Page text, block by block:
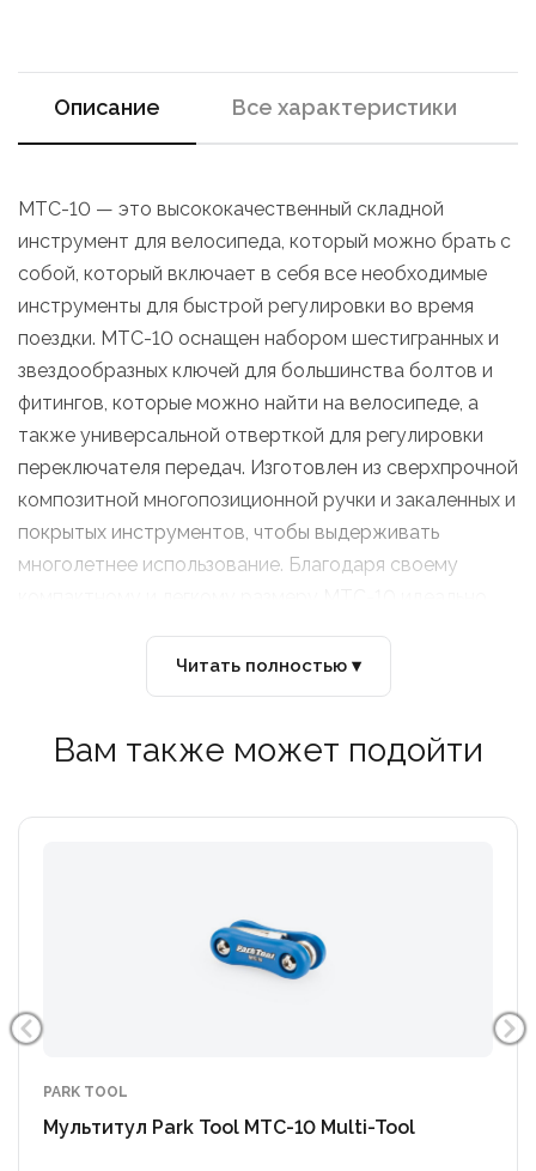
Описание Все характеристики
MTC-10 — это высококачественный складной
инструмент для велосипеда, который можно брать с
собой, который включает в себя все необходимые
инструменты для быстрой регулировки во время
поездки. MTC-10 оснащен набором шестигранных и
звездообразных ключей для большинства болтов и
фитингов, которые можно найти на велосипеде, а
также универсальной отверткой для регулировки
переключателя передач. Изготовлен из сверхпрочной
композитной многопозиционной ручки и закаленных и
покрытых инструментов, чтобы выдерживать
многолетнее использование. Благодаря своему
Читать полностью ▾
Вам также может подойти
PARK TOOL
Мультитул Park Tool MTC-10 Multi-Tool